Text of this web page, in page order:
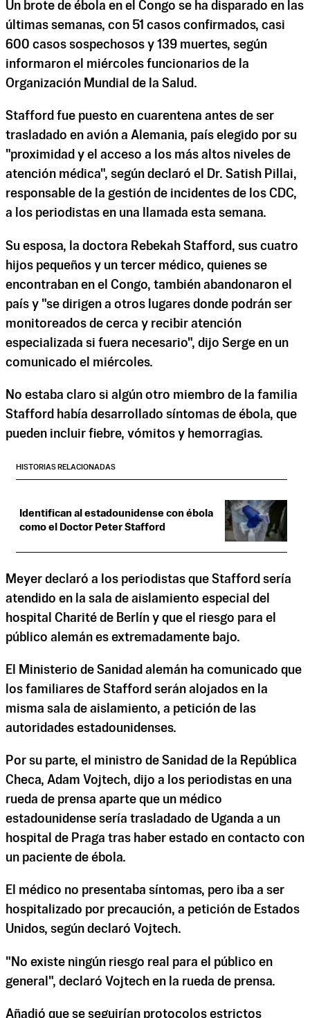
Un brote de ébola en el Congo se ha disparado en las
últimas semanas, con 51 casos confirmados, casi
600 casos sospechosos y 139 muertes, según
informaron el miércoles funcionarios de la
Organización Mundial de la Salud.
Stafford fue puesto en cuarentena antes de ser
trasladado en avión a Alemania, país elegido por su
"proximidad y el acceso a los más altos niveles de
atención médica", según declaró el Dr. Satish Pillai,
responsable de la gestión de incidentes de los CDC,
a los periodistas en una llamada esta semana.
Su esposa, la doctora Rebekah Stafford, sus cuatro
hijos pequeños y un tercer médico, quienes se
encontraban en el Congo, también abandonaron el
país y "se dirigen a otros lugares donde podrán ser
monitoreados de cerca y recibir atención
especializada si fuera necesario", dijo Serge en un
comunicado el miércoles.
No estaba claro si algún otro miembro de la familia
Stafford había desarrollado síntomas de ébola, que
pueden incluir fiebre, vómitos y hemorragias.
HISTORIAS RELACIONADAS
Identifican al estadounidense con ébola
como el Doctor Peter Stafford
Meyer declaró a los periodistas que Stafford sería
atendido en la sala de aislamiento especial del
hospital Charité de Berlín y que el riesgo para el
público alemán es extremadamente bajo.
El Ministerio de Sanidad alemán ha comunicado que
los familiares de Stafford serán alojados en la
misma sala de aislamiento, a petición de las
autoridades estadounidenses.
Por su parte, el ministro de Sanidad de la República
Checa, Adam Vojtech, dijo a los periodistas en una
rueda de prensa aparte que un médico
estadounidense sería trasladado de Uganda a un
hospital de Praga tras haber estado en contacto con
un paciente de ébola.
El médico no presentaba síntomas, pero iba a ser
hospitalizado por precaución, a petición de Estados
Unidos, según declaró Vojtech.
"No existe ningún riesgo real para el público en
general", declaró Vojtech en la rueda de prensa.
Añadió que se seguirían protocolos estrictos